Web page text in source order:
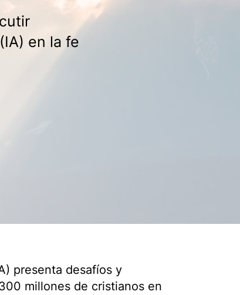
en la fe
presenta desafíos y
millones de cristianos en